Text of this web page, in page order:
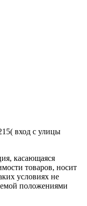
вход с улицы
касающаяся
товаров, носит
условиях не
положениями